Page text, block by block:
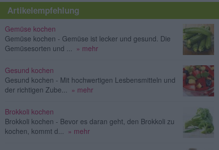
Artikelempfehlung
Gemüse kochen
Gemüse kochen - Gemüse ist lecker und gesund. Die
Gemüsesorten und ... » mehr
Gesund kochen
Gesund kochen - Mit hochwertigen Lesbensmitteln und
der richtigen Zube... » mehr
Brokkoli kochen
Brokkoli kochen - Bevor es daran geht, den Brokkoli zu
kochen, kommt d... » mehr